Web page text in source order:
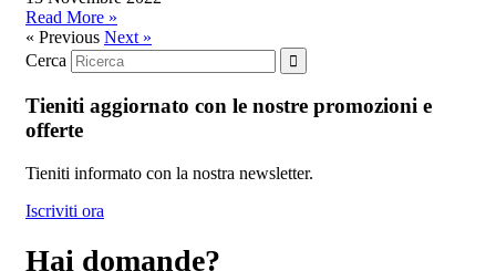
Read More »
« Previous Next »
Cerca
Tieniti aggiornato con le nostre promozioni e
offerte
Tieniti informato con la nostra newsletter.
Iscriviti ora
Hai domande?